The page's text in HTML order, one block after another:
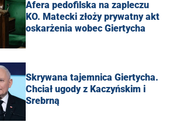
Afera pedofilska na zapleczu
KO. Matecki złoży prywatny akt
oskarżenia wobec Giertycha
Skrywana tajemnica Giertycha.
Chciał ugody z Kaczyńskim i
Srebrną